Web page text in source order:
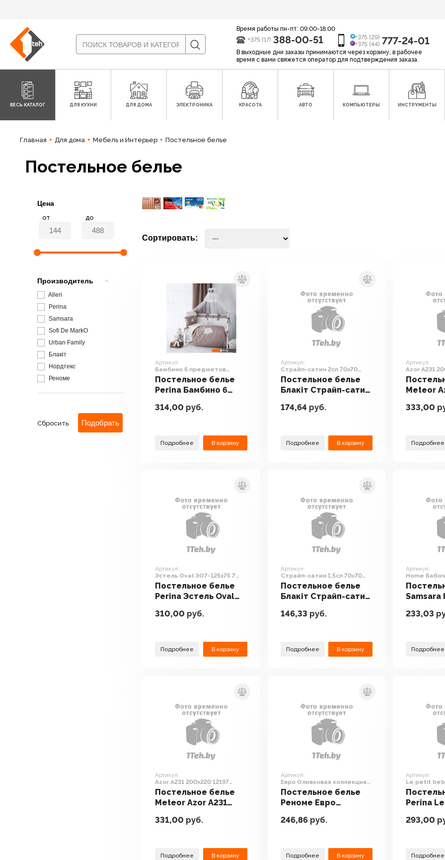
Время работы пн-пт: 09:00-18:00
+375 (17) 388-00-51
+375 (29)
+375 (44) 777-24-01
В выходные дни заказы принимаются через корзину, в рабочее
время с вами свяжется оператор для подтверждения заказа.
ВЕСЬ КАТАЛОГ ДЛЯ КУХНИ ДЛЯ ДОМА ЭЛЕКТРОНИКА КРАСОТА АВТО КОМПЬЮТЕРЫ ИНСТРУМЕНТЫ
Главная Для дома Мебель и Интерьер Постельное белье
Постельное белье
Цена
от до
Производитель
Alleri
Perina
Samsara
Sofi De MarkO
Urban Family
Блакiт
Нордтекс
Реноме
Сбросить
Сортировать:
Артикул:
Бамбино 6 предметов
(капучино)
Постельное белье
Perina Бамбино 6
(капучино)
314,00 руб.
Подробнее В корзину
Артикул:
Страйп-сатин 2сп 70х70
4250/1 14-4504 (серо-
бирюзовый)
Постельное белье
Блакiт Страйп-сатин
4504 (серо-
174,64руб.
Подробнее В корзину
Артикул:
Azor A231
(кремовый)
Meteor
333,00
Подробнее
Артикул:
Эстель Oval ЭО7-125х75 7
предметов
Постельное белье
Perina Эстель Oval
предметов
310,00 руб.
Подробнее В корзину
Артикул:
Страйп-сатин 1.5сп 70х70
4248/1 14-4504 (серо-
бирюзовый)
Постельное белье
Блакiт Страйп-сатин
14-4504 (серо-
146,33 руб.
Подробнее В корзину
Артикул:
Home
Евро
Samsara
Евро
233,03
Подробнее
Артикул:
Azor A231 200x220 12197
(светло-серый)
Постельное белье
Meteor Azor A231
(светло-серый)
331,00 руб.
Подробнее В корзину
Артикул:
Евро Оливковая коллекция
на резинке 180x200 Нежная
мята 12-6205 (поплин)
Постельное белье
Реноме Евро
коллекция на
(поплин)
246,86руб.
Подробнее В корзину
Артикул:
Le petit
предметов
кофейный)
Perina
293,00
Подробнее